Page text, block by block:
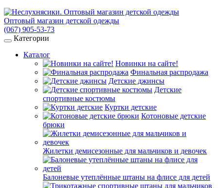
Оптовый магазин детской одежды
(067) 905-53-73
Категории
Каталог
Новинки на сайте!
Финальная распродажа
Детские джинсы
Детские
спортивные костюмы
Куртки детские
Котоновые детские
брюки
Жилетки демисезонные для мальчиков и девочек
Балоневые утеплённые штаны на флисе для детей